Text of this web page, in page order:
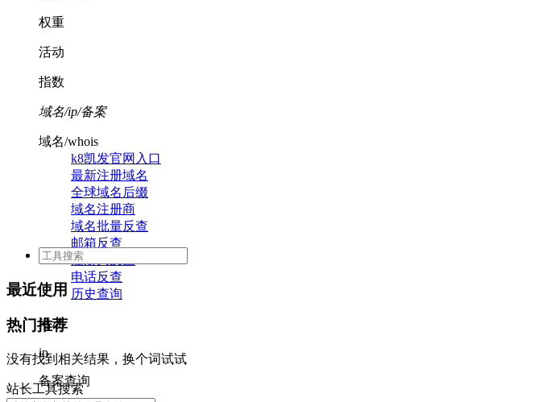
权重
活动
指数
域名/ip/备案
域名/whois
k8凯发官网入口
最新注册域名
全球域名后缀
域名注册商
域名批量反查
邮箱反查
注册人反查
电话反查
历史查询
活动
ip
备案查询
最近使用
热门推荐
没有找到相关结果，换个词试试
站长工具搜索